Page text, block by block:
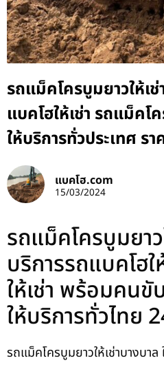
รถแม็คโครบูมยาวให้เ
แบคโฮให้เช่า รถแม็คโ
ให้บริการทั่วประเทศ รา
แบคโฮ.com
15/03/2024
รถแม็คโครบูมยาว
บริการรถแบคโฮ
ให้เช่า พร้อมคน
ให้บริการทั่วไทย
รถแม็คโครบูมยาวให้เช่าบางบา